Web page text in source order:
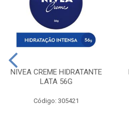
NIVEA CREME HIDRATANTE
LATA 56G
Código: 305421